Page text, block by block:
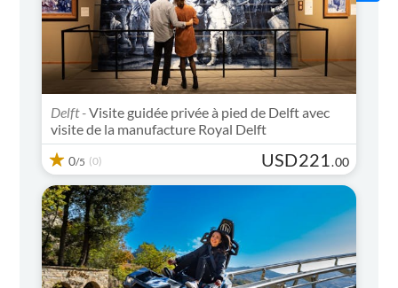
Delft -Visite guidée privée à pied de Delft avec
visite de la manufacture Royal Delft
0/5 (0) USD221 .00